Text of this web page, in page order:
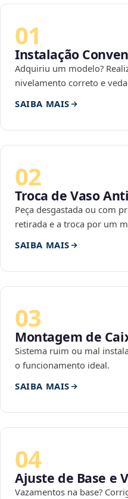
01
Instalação
Adquiriu um modelo?
nivelamento correto e
SAIBA MAIS
02
Troca de Vaso
Peça desgastada ou com
retirada e a troca por um
SAIBA MAIS
03
Montagem de
Sistema ruim ou mal
o funcionamento ideal.
SAIBA MAIS
04
Ajuste de Base e
Vazamentos na base?